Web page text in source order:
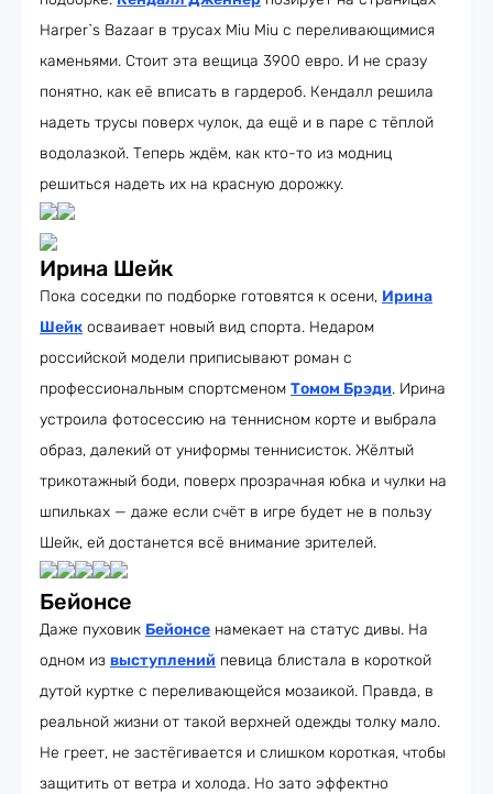
Harper`s Bazaar в трусах Miu Miu с переливающимися
каменьями. Стоит эта вещица 3900 евро. И не сразу
понятно, как её вписать в гардероб. Кендалл решила
надеть трусы поверх чулок, да ещё и в паре с тёплой
водолазкой. Теперь ждём, как кто-то из модниц
решиться надеть их на красную дорожку.
Ирина Шейк
Пока соседки по подборке готовятся к осени, Ирина
Шейк осваивает новый вид спорта. Недаром
российской модели приписывают роман с
профессиональным спортсменом Томом Брэди. Ирина
устроила фотосессию на теннисном корте и выбрала
образ, далекий от униформы теннисисток. Жёлтый
трикотажный боди, поверх прозрачная юбка и чулки на
шпильках — даже если счёт в игре будет не в пользу
Шейк, ей достанется всё внимание зрителей.
Бейонсе
Даже пуховик Бейонсе намекает на статус дивы. На
одном из выступлений певица блистала в короткой
дутой куртке с переливающейся мозаикой. Правда, в
реальной жизни от такой верхней одежды толку мало.
Не греет, не застёгивается и слишком короткая, чтобы
защитить от ветра и холода. Но зато эффектно